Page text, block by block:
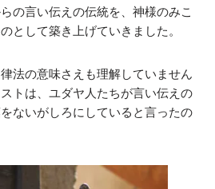
の言い伝えの伝統を、神様のみこ
として築き上げていきました。
法の意味さえも理解していません
トは、ユダヤ人たちが言い伝えの
ないがしろにしていると言ったの